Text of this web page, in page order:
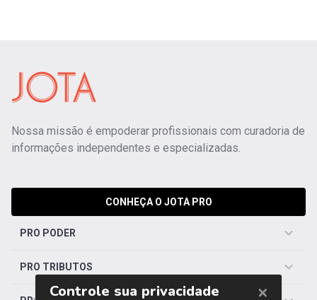
Nossa missão é empoderar profissionais com curadoria de
informações independentes e especializadas.
CONHEÇA O JOTA PRO
PRO PODER
PRO TRIBUTOS